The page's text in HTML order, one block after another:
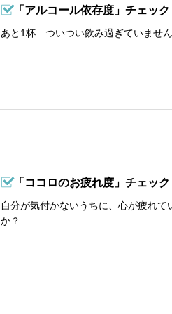
「アルコール依存度」チェック
あと1杯…ついつい飲み過ぎていませ
「ココロのお疲れ度」チェック
自分が気付かないうちに、心が疲れて
か？